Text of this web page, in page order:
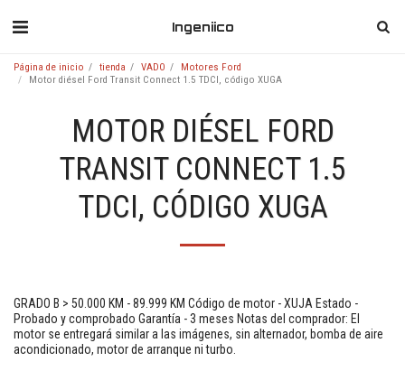
Ingeniico
Página de inicio tienda VADO
Motores Ford
Motor diésel Ford Transit Connect 1.5 TDCI, código XUGA
MOTOR DIÉSEL FORD
TRANSIT CONNECT 1.5
TDCI, CÓDIGO XUGA
GRADO B > 50.000 KM - 89.999 KM Código de motor - XUJA Estado -
Probado y comprobado Garantía - 3 meses Notas del comprador: El
motor se entregará similar a las imágenes, sin alternador, bomba de aire
acondicionado, motor de arranque ni turbo.